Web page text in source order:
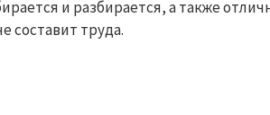
и разбирается, а также
составит труда.